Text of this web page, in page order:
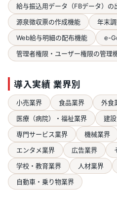
給与振込用データ（FBデータ）の
源泉徴収票の作成機能
年末
Web給与明細の配布機能
e-
管理者権限・ユーザー権限の管理
導入実績 業界別
小売業界 食品業界
外食
医療（病院）・福祉業界
建
専門サービス業界
機械業界
エンタメ業界
広告業界
学校・教育業界
人材業界
自動車・乗り物業界